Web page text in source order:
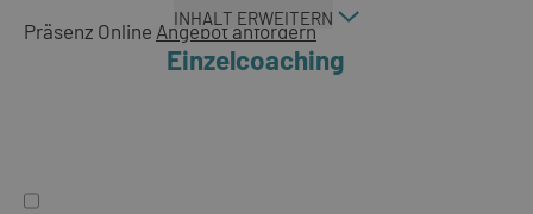
INHALT ERWEITERN
Präsenz Online Angebot anfordern
Einzelcoaching